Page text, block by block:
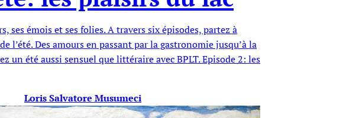
ses émois et ses folies. A travers six épisodes, partez à
l’été. Des amours en passant par la gastronomie jusqu’à la
un été aussi sensuel que littéraire avec BPLT. Episode 2: les
Loris Salvatore Musumeci